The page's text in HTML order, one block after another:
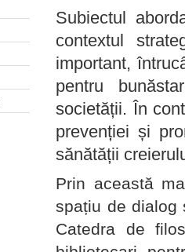
Subiectul
contextul
important,
pentru
societății. În
prevenției și
sănătății
Prin această
spațiu de dialog
Catedra de